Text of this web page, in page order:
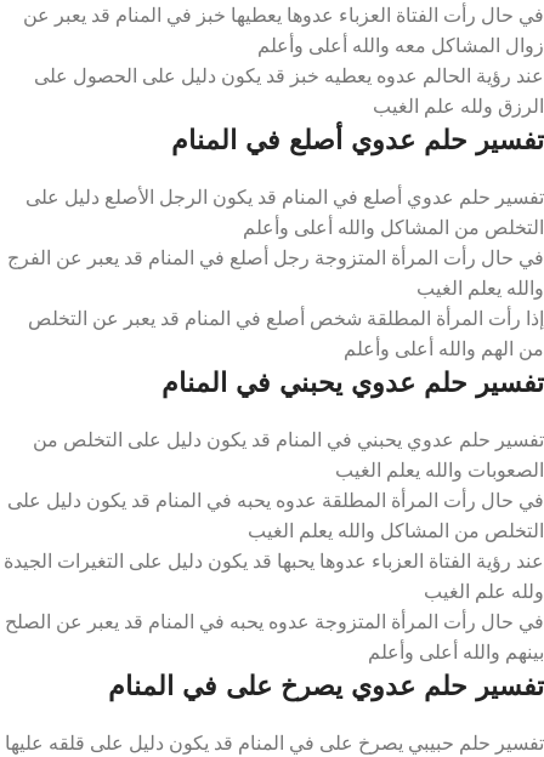
في حال رأت الفتاة العزباء عدوها يعطيها خبز في المنام قد يعبر عن
زوال المشاكل معه والله أعلى وأعلم
عند رؤية الحالم عدوه يعطيه خبز قد يكون دليل على الحصول على
الرزق ولله علم الغيب
تفسير حلم عدوي أصلع في المنام
تفسير حلم عدوي أصلع في المنام قد يكون الرجل الأصلع دليل على
التخلص من المشاكل والله أعلى وأعلم
في حال رأت المرأة المتزوجة رجل أصلع في المنام قد يعبر عن الفرج
والله يعلم الغيب
إذا رأت المرأة المطلقة شخص أصلع في المنام قد يعبر عن التخلص
من الهم والله أعلى وأعلم
تفسير حلم عدوي يحبني في المنام
تفسير حلم عدوي يحبني في المنام قد يكون دليل على التخلص من
الصعوبات والله يعلم الغيب
في حال رأت المرأة المطلقة عدوه يحبه في المنام قد يكون دليل على
التخلص من المشاكل والله يعلم الغيب
عند رؤية الفتاة العزباء عدوها يحبها قد يكون دليل على التغيرات الجيدة
ولله علم الغيب
في حال رأت المرأة المتزوجة عدوه يحبه في المنام قد يعبر عن الصلح
بينهم والله أعلى وأعلم
تفسير حلم عدوي يصرخ على في المنام
تفسير حلم حبيبي يصرخ على في المنام قد يكون دليل على قلقه عليها